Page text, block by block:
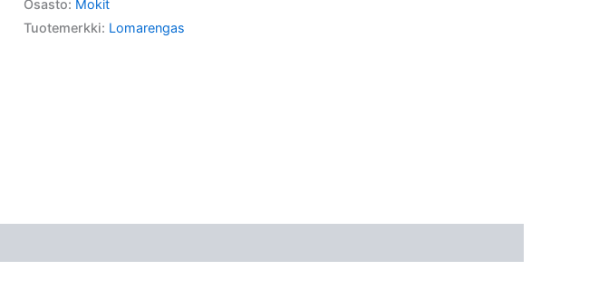
Osasto: Mokit
Tuotemerkki: Lomarengas